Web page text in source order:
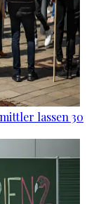
lassen 30